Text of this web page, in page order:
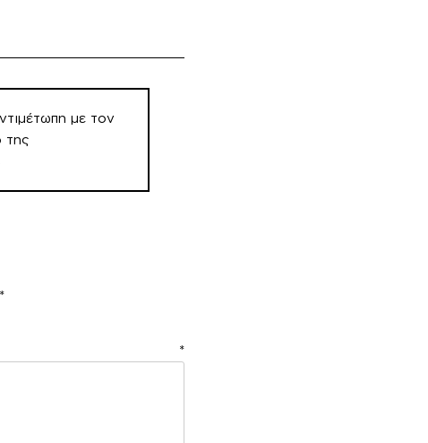
με τον
της
*
*